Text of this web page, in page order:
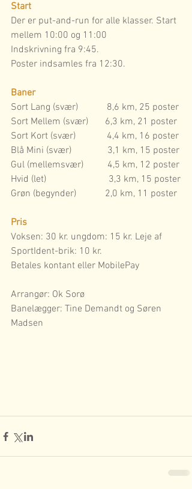
Start
Der er put-and-run for alle klasser. Start
mellem 10:00 og 11:00
Indskrivning fra 9:45.
Poster indsamles fra 12:30.
Baner
Sort Lang (svær)            8,6 km, 25 poster
Sort Mellem (svær)       6,3 km, 21 poster
Sort Kort (svær)             4,4 km, 16 poster
Blå Mini (svær)               3,1 km, 15 poster
Gul (mellemsvær)          4,5 km, 12 poster
Hvid (let)                          3,3 km, 15 poster
Grøn (begynder)            2,0 km, 11 poster
Pris
Voksen: 30 kr. ungdom: 15 kr. Leje af
SportIdent-brik: 10 kr.
Betales kontant eller MobilePay
Arrangør: Ok Sorø
Banelægger: Tine Demandt og Søren
Madsen